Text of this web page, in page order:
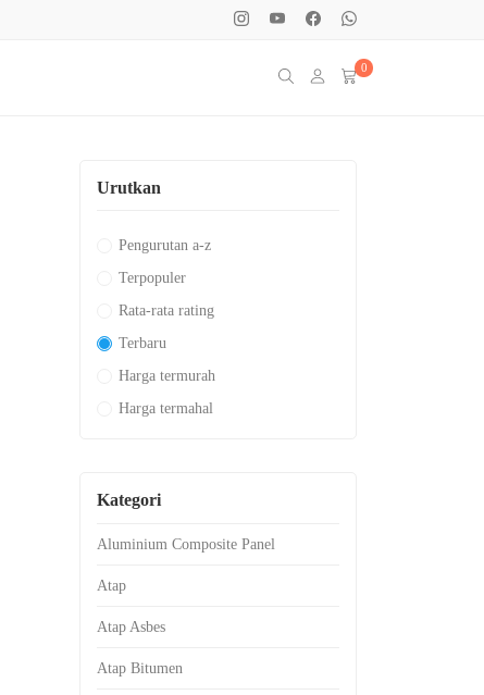
0
Urutkan
Pengurutan a-z
Terpopuler
Rata-rata rating
Terbaru
Harga termurah
Harga termahal
Kategori
Aluminium Composite Panel
Atap
Atap Asbes
Atap Bitumen